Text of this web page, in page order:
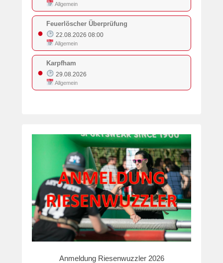
Allgemein
●
Feuerlöscher Überprüfung
22.08.2026 08:00
Allgemein
●
Karpfham
29.08.2026
Allgemein
Anmeldung Riesenwuzzler 2026